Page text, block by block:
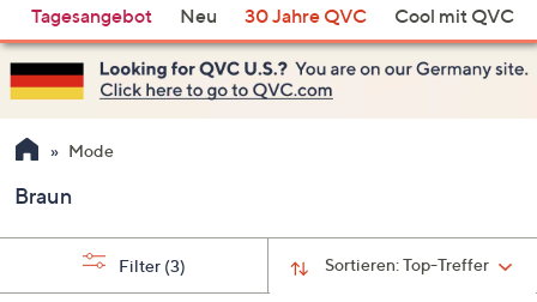
du
heute?
Vorschläge
verfügbar
sind,
verwenden
Sie
Pfeiltasten
nach
und
Tagesangebot Neu 30 Jahre QVC Cool mit QVC
Mode
Braun
Sortieren:Top-Treffer
Filter (3)